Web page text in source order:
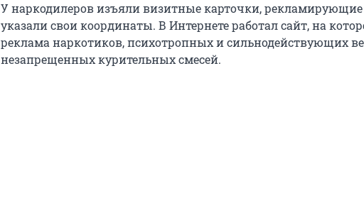
У наркодилеров изъяли визитные карточки, рекламирующие
указали свои координаты. В Интернете работал сайт, на
реклама наркотиков, психотропных и сильнодействующих
незапрещенных курительных смесей.